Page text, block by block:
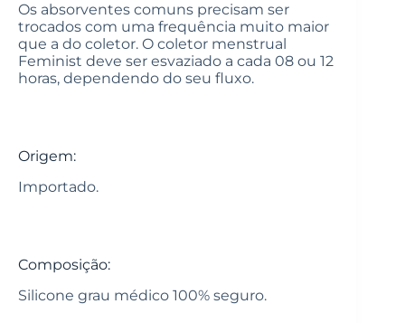
Os absorventes comuns precisam ser
trocados com uma frequência muito maior
que a do coletor. O coletor menstrual
Feminist deve ser esvaziado a cada 08 ou 12
horas, dependendo do seu fluxo.
Origem:
Importado.
Composição:
Silicone grau médico 100% seguro.